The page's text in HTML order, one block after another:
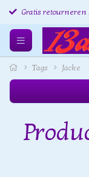
Gratis retourneren
Tags Jacke